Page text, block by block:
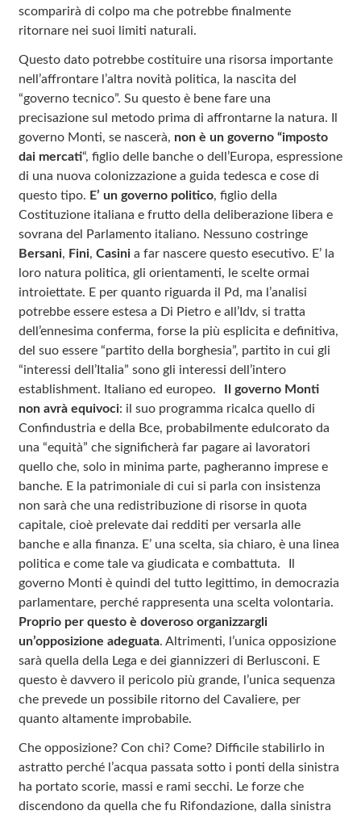
scomparirà di colpo ma che potrebbe finalmente
ritornare nei suoi limiti naturali.
Questo dato potrebbe costituire una risorsa importante
nell’affrontare l’altra novità politica, la nascita del
“governo tecnico”. Su questo è bene fare una
precisazione sul metodo prima di affrontarne la natura. Il
governo Monti, se nascerà, non è un governo “imposto
dai mercati“, figlio delle banche o dell’Europa, espressione
di una nuova colonizzazione a guida tedesca e cose di
questo tipo. E’ un governo politico, figlio della
Costituzione italiana e frutto della deliberazione libera e
sovrana del Parlamento italiano. Nessuno costringe
Bersani, Fini, Casinia far nascere questo esecutivo. E’ la
loro natura politica, gli orientamenti, le scelte ormai
introiettate. E per quanto riguarda il Pd, ma l’analisi
potrebbe essere estesa a Di Pietro e all’Idv, si tratta
dell’ennesima conferma, forse la più esplicita e definitiva,
del suo essere “partito della borghesia”, partito in cui gli
“interessi dell’Italia” sono gli interessi dell’intero
establishment. Italiano ed europeo.
Il governo Monti
non avrà equivoci: il suo programma ricalca quello di
Confindustria e della Bce, probabilmente edulcorato da
una “equità” che significherà far pagare ai lavoratori
quello che, solo in minima parte, pagheranno imprese e
banche. E la patrimoniale di cui si parla con insistenza
non sarà che una redistribuzione di risorse in quota
capitale, cioè prelevate dai redditi per versarla alle
banche e alla finanza. E’ una scelta, sia chiaro, è una linea
politica e come tale va giudicata e combattuta. Il
governo Monti è quindi del tutto legittimo, in democrazia
parlamentare, perché rappresenta una scelta volontaria.
Proprio per questo è doveroso organizzargli
un’opposizione adeguata. Altrimenti, l’unica opposizione
sarà quella della Lega e dei giannizzeri di Berlusconi. E
questo è davvero il pericolo più grande, l’unica sequenza
che prevede un possibile ritorno del Cavaliere, per
quanto altamente improbabile.
Che opposizione? Con chi? Come? Difficile stabilirlo in
astratto perché l’acqua passata sotto i ponti della sinistra
ha portato scorie, massi e rami secchi. Le forze che
discendono da quella che fu Rifondazione, dalla sinistra